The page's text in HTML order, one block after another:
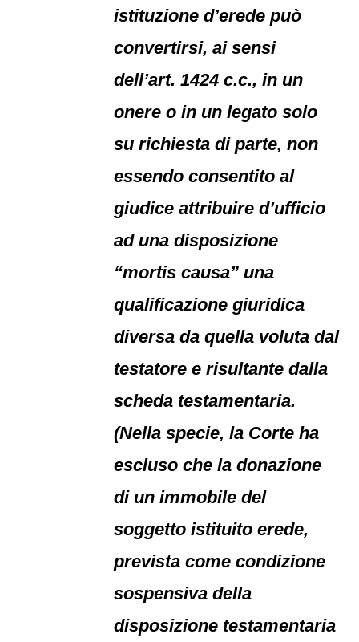
istituzione d’erede può
convertirsi, ai sensi
dell’art. 1424 c.c., in un
onere o in un legato solo
su richiesta di parte, non
essendo consentito al
giudice attribuire d’ufficio
ad una disposizione
“mortis causa” una
qualificazione giuridica
diversa da quella voluta dal
testatore e risultante dalla
scheda testamentaria.
(Nella specie, la Corte ha
escluso che la donazione
di un immobile del
soggetto istituito erede,
prevista come condizione
sospensiva della
disposizione testamentaria